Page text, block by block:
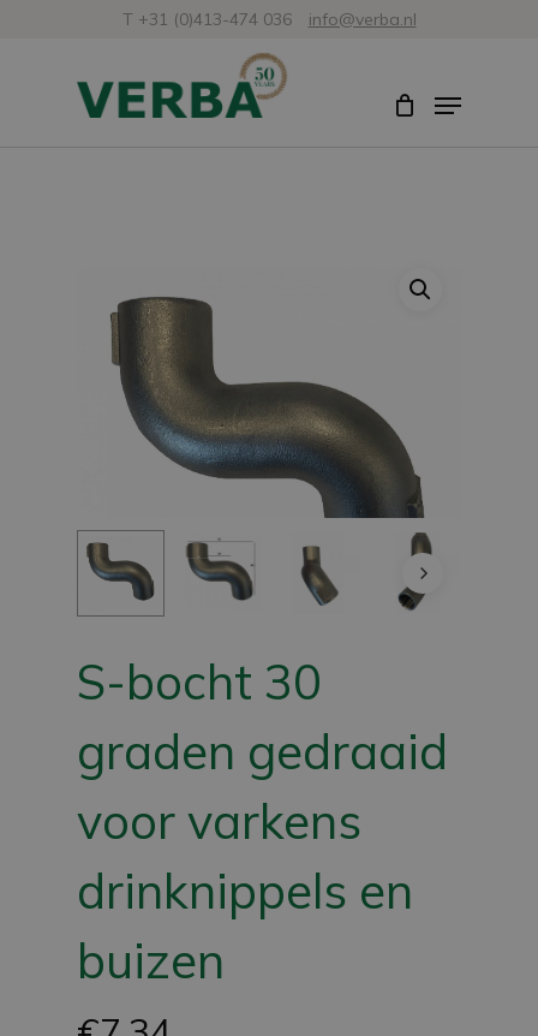
T +31 (0)413-474 036 info@verba.nl
Menu
S-bocht 30
graden gedraaid
voor varkens
drinknippels en
buizen